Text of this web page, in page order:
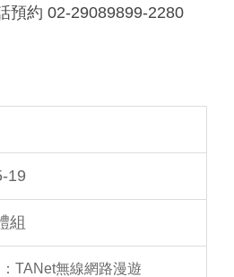
預約 02-29089899-2280
19
組
TANet無線網路漫遊